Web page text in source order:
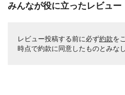
みんなが役に立ったレビュー
レビュー投稿する前に必ず約款を
時点で約款に同意したものとみなし